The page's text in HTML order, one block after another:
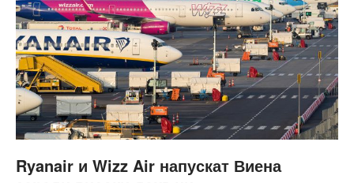
Ryanair и Wizz Air напускат Виена